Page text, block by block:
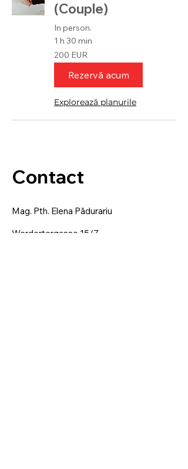
(Couple)
In person.
1 h 30 min
200
de
euro
200 EUR
Rezervă acum
Explorează planurile
Contact
Mag. Pth. Elena Pădurariu
Werdertorgasse 15/7